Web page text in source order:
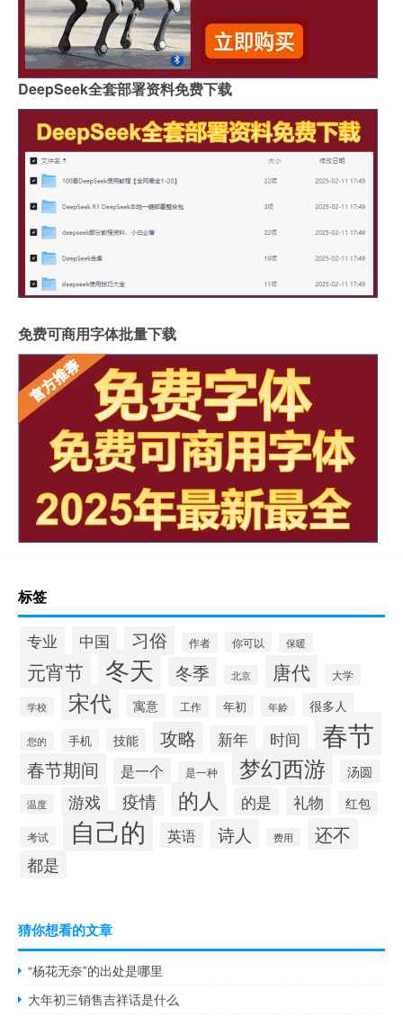
DeepSeek全套部署资料免费下载
免费可商用字体批量下载
标签
专业 中国 习俗 作者 你可以 保暖
元宵节 冬天 冬季 北京 唐代 大学
学校 宋代 寓意 工作 年初 年龄 很多人
您的 手机 技能 攻略 新年 时间 春节
春节期间 是一个 是一种 梦幻西游 汤圆
温度 游戏 疫情 的人 的是 礼物 红包
考试 自己的 英语 诗人 费用 还不
都是
猜你想看的文章
“杨花无奈”的出处是哪里
大年初三销售吉祥话是什么